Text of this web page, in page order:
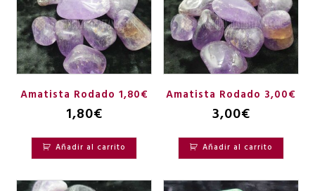
Amatista Rodado 1,80€
1,80€
Añadir al carrito
Amatista Rodado 3,00€
3,00€
Añadir al carrito